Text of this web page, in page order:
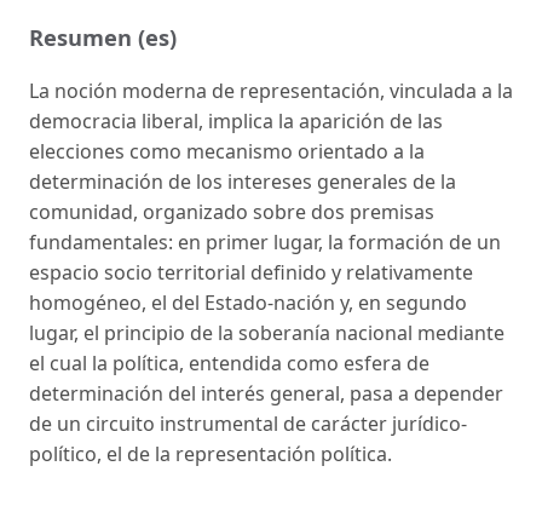
Resumen (es)
La noción moderna de representación, vinculada a la
democracia liberal, implica la aparición de las
elecciones como mecanismo orientado a la
determinación de los intereses generales de la
comunidad, organizado sobre dos premisas
fundamentales: en primer lugar, la formación de un
espacio socio territorial definido y relativamente
homogéneo, el del Estado-nación y, en segundo
lugar, el principio de la soberanía nacional mediante
el cual la política, entendida como esfera de
determinación del interés general, pasa a depender
de un circuito instrumental de carácter jurídico-
político, el de la representación política.